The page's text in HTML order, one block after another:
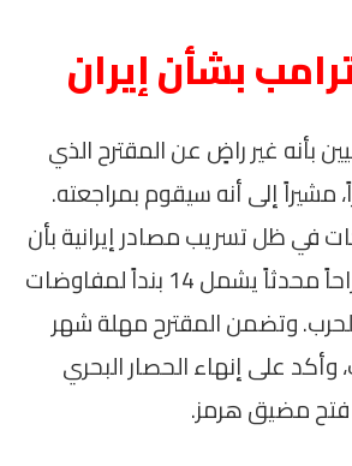
بشأن إيران
بأنه غير راضٍ عن المقترح الذي
مشيراً إلى أنه سيقوم بمراجعته.
في ظل تسريب مصادر إيرانية بأن
طهران قدمت اقتراحاً محدثاً يشمل 14 بنداً لمفاوضات
وتضمن المقترح مهلة شهر
وأكد على إنهاء الحصار البحري
فتح مضيق هرمز.